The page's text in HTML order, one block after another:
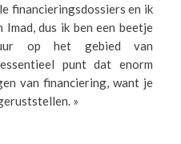
financieringsdossiers en ik
dus ik ben een beetje
op het gebied van
punt dat enorm
van financiering, want je
»